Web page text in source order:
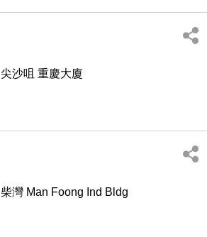
尖沙咀 重慶大廈
柴灣 Man Foong Ind Bldg